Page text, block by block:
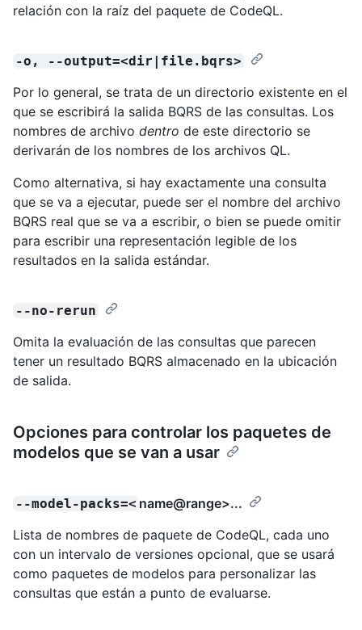
relación con la raíz del paquete de CodeQL.
-o, --output=<dir|file.bqrs>
Por lo general, se trata de un directorio existente en el
que se escribirá la salida BQRS de las consultas. Los
nombres de archivo dentro de este directorio se
derivarán de los nombres de los archivos QL.
Como alternativa, si hay exactamente una consulta
que se va a ejecutar, puede ser el nombre del archivo
BQRS real que se va a escribir, o bien se puede omitir
para escribir una representación legible de los
resultados en la salida estándar.
--no-rerun
Omita la evaluación de las consultas que parecen
tener un resultado BQRS almacenado en la ubicación
de salida.
Opciones para controlar los paquetes de
modelos que se van a usar
--model-packs=< name@range>...
Lista de nombres de paquete de CodeQL, cada uno
con un intervalo de versiones opcional, que se usará
como paquetes de modelos para personalizar las
consultas que están a punto de evaluarse.